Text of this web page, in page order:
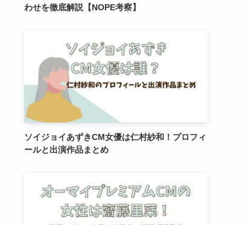
わせを徹底解説【NOPE考察】
ソイジョイあずきCM女優は仁村紗和！プロフィ
ールと出演作品まとめ